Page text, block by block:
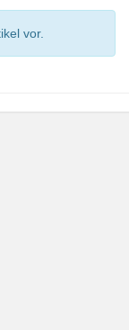
vor.